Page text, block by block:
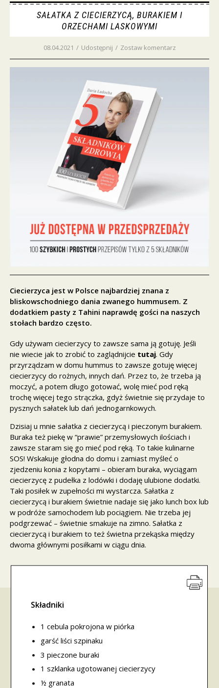
SAŁATKA Z CIECIERZYCĄ, BURAKIEM I
ORZECHAMI LASKOWYMI
08.04.2021 / Udostępnij / Zostaw komentarz
Ciecierzyca jest w Polsce najbardziej znana z
bliskowschodniego dania zwanego hummusem. Z
dodatkiem pasty z Tahini naprawdę gości na naszych
stołach bardzo często.
Gdy używam ciecierzycy to zawsze sama ją gotuję. Jeśli
nie wiecie jak to zrobić to zaglądnijcie tutaj. Gdy
przyrządzam w domu hummus to zawsze gotuję więcej
ciecierzycy do rożnych, innych dań. Przez to, że trzeba ją
moczyć, a potem długo gotować, wolę mieć pod ręką
trochę więcej tego strączka, gdyż świetnie się przydaje to
pysznych sałatek lub dań jednogarnkowych.
Dzisiaj u mnie sałatka z ciecierzycą i pieczonym burakiem.
Buraka też piekę w “prawie” przemysłowych ilościach i
zawsze staram się go mieć pod ręką. To takie kulinarne
SOS! Wskakuje głodna do domu i zamiast myśleć o
zjedzeniu konia z kopytami – obieram buraka, wyciągam
ciecierzycę z pudełka z lodówki i dodaję ulubione dodatki.
Taki posiłek w zupełności mi wystarcza. Sałatka z
ciecierzycą i burakiem świetnie nadaje się jako lunch box lub
w podróże samochodem lub pociągiem. Nie trzeba jej
podgrzewać – świetnie smakuje na zimno. Sałatka z
ciecierzycą i burakiem to też świetna przekąska między
dwoma głównymi posiłkami w ciągu dnia.
Składniki
1 cebula pokrojona w piórka
garść liści szpinaku
3 pieczone buraki
1 szklanka ugotowanej ciecierzycy
½ granata